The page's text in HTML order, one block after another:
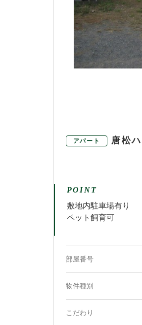
アパート 唐松
POINT
敷地内駐車場有り
ペット飼育可
部屋番号
物件種別
こだわり